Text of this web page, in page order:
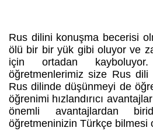
Rus dilini konuşma becerisi
ölü bir bir yük gibi oluyor ve
için ortadan
öğretmenlerimiz size Rus dili
Rus dilinde düşünmeyi de
öğrenimi hızlandırıcı
önemli avantajlardan
öğretmeninizin Türkçe bilmesi